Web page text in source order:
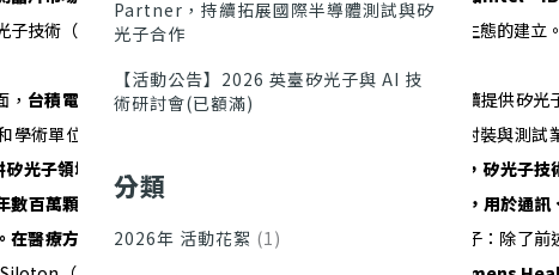
子技術（雖主要用於資料通訊），這間接帶動製造平臺與元件生態的建立
台積電 格羅方德(GlobalFoundries)等晶圓代工龍頭已陸續提供矽光
學術單位能透過多晶圓共享投片方式製作晶片。同時，光學封裝與測試
光子領域超過
年，致力於解決先進封裝難題。產業界預期，矽光子
數百萬顆晶片的規模，躍升至每年數億甚至數十億顆裝置出貨，用於通訊
在醫療方向，越來越多新創和大型醫療器械公司
開始關注矽光子：除了
Partner，持續拓展國際半導體測試與矽
光子合作
【活動公告】2026 英臺矽光子與 AI 技
術研討會(已額滿)
分類
2026年 活動花絮 (1)